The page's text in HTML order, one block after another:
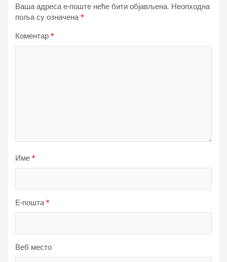
Ваша адреса е-поште неће бити објављена. Неопходна
поља су означена*
Коментар *
Име *
Е-пошта*
Веб место